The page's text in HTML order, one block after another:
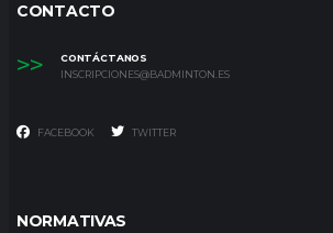
CONTACTO
>>
CONTÁCTANOS
INSCRIPCIONES@BADMINTON.ES
FACEBOOK TWITTER
NORMATIVAS